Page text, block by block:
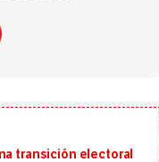
transición electoral